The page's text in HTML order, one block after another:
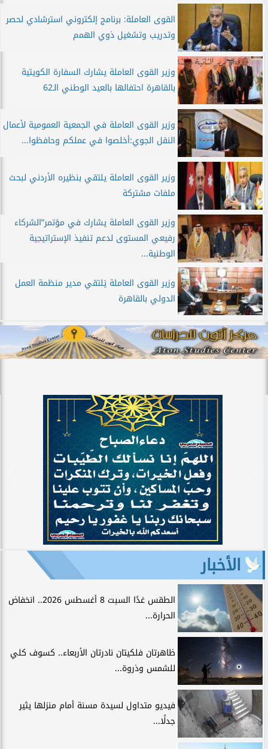
القوى العاملة: برنامج إلكتروني استرشادي لحصر
وتدريب وتشغيل ذوي الهمم
وزير القوى العاملة يشارك السفارة الكويتية
بالقاهرة احتفالها بالعيد الوطني الـ62
وزير القوى العاملة في الجمعية العمومية لأعمال
النقل الجوي:أخلصوا في عملكم وحافظوا...
وزير القوى العاملة يلتقي بنظيره الأردني لبحث
ملفات مشتركة
وزير القوى العاملة يشارك في مؤتمر”الشركاء
رفيعي المستوى لدعم تنفيذ الإستراتيجية
الوطنية...
وزير القوى العاملة يَلتقي مدير منظمة العمل
الدولي بالقاهرة
الأخبار
الطقس غدًا السبت 8 أغسطس 2026.. انخفاض
الحرارة...
ظاهرتان فلكيتان نادرتان الأربعاء.. كسوف كلي
للشمس وذروة...
فيديو متداول لسيدة مسنة أمام منزلها يثير
جدلًا...